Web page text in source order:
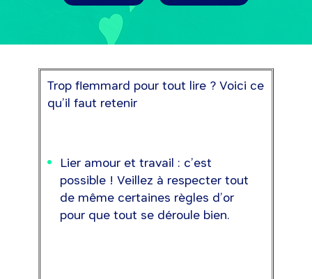
Trop flemmard pour tout lire ? Voici ce
qu’il faut retenir
Lier amour et travail : c’est
possible ! Veillez à respecter tout
de même certaines règles d’or
pour que tout se déroule bien.